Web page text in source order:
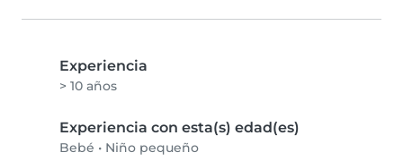
Experiencia
> 10 años
Experiencia con esta(s) edad(es)
Bebé • Niño pequeño